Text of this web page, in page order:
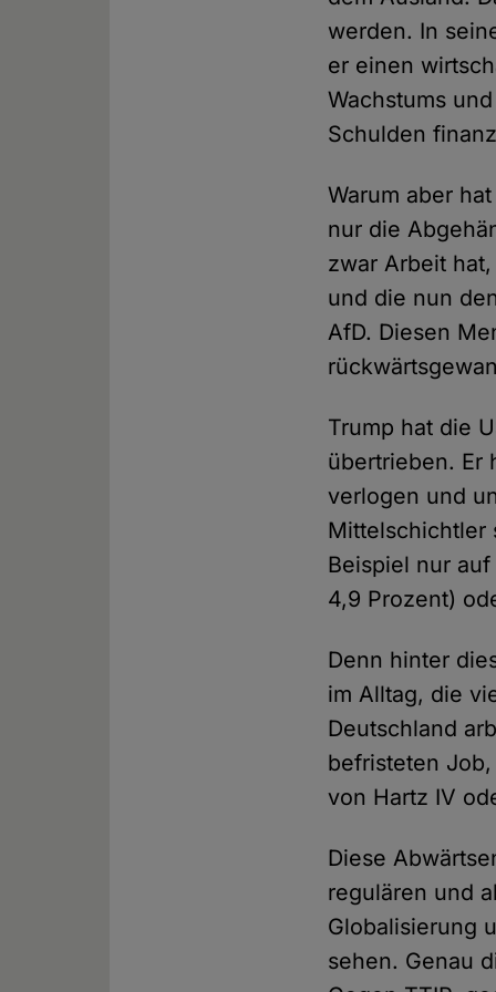
werden. In
er einen
Wachstums
Schulden
Warum aber
nur die
zwar Arbeit
und die nun
AfD. Diesen
Trump hat die
übertrieben. Er
verlogen und
Mittelschichtler
Beispiel nur
4,9 Prozent)
Denn hinter
im Alltag, die
Deutschland
befristeten
von Hartz IV
Diese
regulären und
Globalisierung
sehen. Genau